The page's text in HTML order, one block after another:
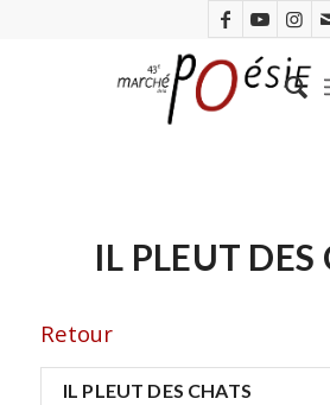
IL PLEUT DES
Retour
IL PLEUT DES CHATS